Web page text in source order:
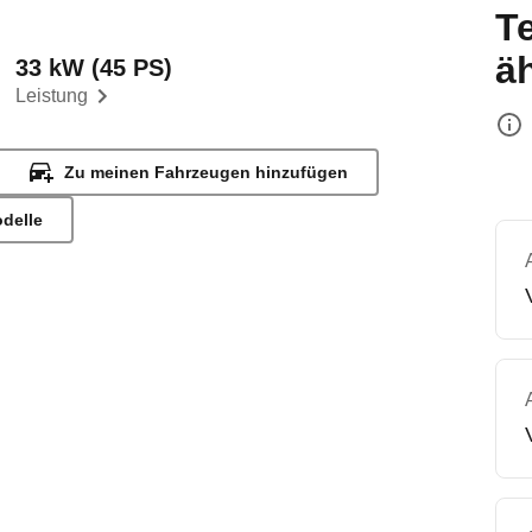
Leistung
33 kW (45 PS)
Zu meinen Fahrzeugen hinzufügen